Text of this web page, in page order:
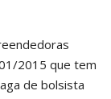
2015 que tem
de bolsista